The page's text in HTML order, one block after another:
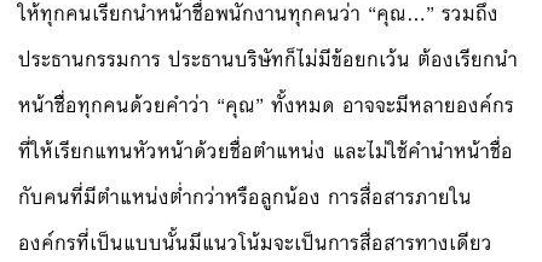
ให้ทุกคนเรียกนำหน้าชื่อพนักงานทุกคนว่า “คุณ…” รวมถึง
ประธานกรรมการ ประธานบริษัทก็ไม่มีข้อยกเว้น ต้องเรียกนำ
หน้าชื่ิอทุกคนด้วยคำว่า “คุณ” ทั้งหมด อาจจะมีหลายองค์กร
ที่ให้เรียกแทนหัวหน้าด้วยชื่อตำแหน่ง และไม่ใช้คำนำหน้าชื่อ
กับคนที่มีตำแหน่งต่ำกว่าหรือลูกน้อง การสื่อสารภายใน
องค์กรที่เป็นแบบนั้นมีแนวโน้มจะเป็นการสื่อสารทางเดียว